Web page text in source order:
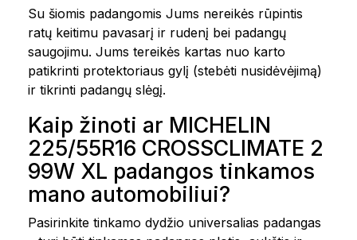
Su šiomis padangomis Jums nereikės rūpintis
ratų keitimu pavasarį ir rudenį bei padangų
saugojimu. Jums tereikės kartas nuo karto
patikrinti protektoriaus gylį (stebėti nusidėvėjimą)
ir tikrinti padangų slėgį.
Kaip žinoti ar MICHELIN
225/55R16 CROSSCLIMATE 2
99W XL padangos tinkamos
mano automobiliui?
Pasirinkite tinkamo dydžio universalias padangas